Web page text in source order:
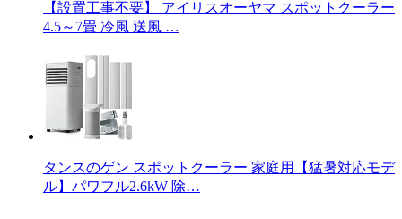
【設置工事不要】 アイリスオーヤマ スポットクーラー
4.5～7畳 冷風 送風 …
タンスのゲン スポットクーラー 家庭用【猛暑対応モデ
ル】パワフル2.6kW 除…